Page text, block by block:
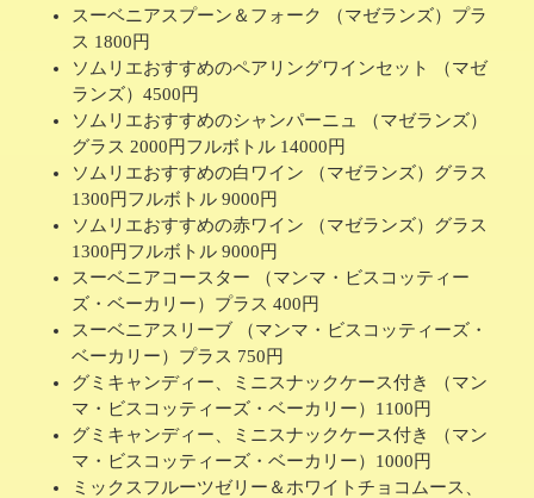
スーベニアスプーン＆フォーク （マゼランズ）プラ
ス 1800円
ソムリエおすすめのペアリングワインセット （マゼ
ランズ）4500円
ソムリエおすすめのシャンパーニュ （マゼランズ）
グラス 2000円フルボトル 14000円
ソムリエおすすめの白ワイン （マゼランズ）グラス
1300円フルボトル 9000円
ソムリエおすすめの赤ワイン （マゼランズ）グラス
1300円フルボトル 9000円
スーベニアコースター （マンマ・ビスコッティー
ズ・ベーカリー）プラス 400円
スーベニアスリーブ （マンマ・ビスコッティーズ・
ベーカリー）プラス 750円
グミキャンディー、ミニスナックケース付き （マン
マ・ビスコッティーズ・ベーカリー）1100円
グミキャンディー、ミニスナックケース付き （マン
マ・ビスコッティーズ・ベーカリー）1000円
ミックスフルーツゼリー＆ホワイトチョコムース、